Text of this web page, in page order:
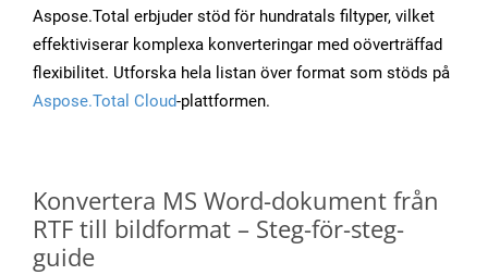
Aspose.Total erbjuder stöd för hundratals filtyper, vilket
effektiviserar komplexa konverteringar med oöverträffad
flexibilitet. Utforska hela listan över format som stöds på
Aspose.Total Cloud-plattformen.
Konvertera MS Word-dokument från
RTF till bildformat – Steg-för-steg-
guide